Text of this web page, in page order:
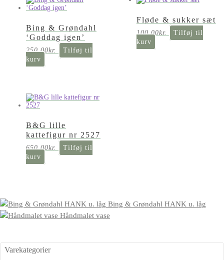
Bing & Grøndahl
‘Goddag igen’
250,00kr.
Tilføj til
kurv
Fløde & sukker sæt
100,00kr.
Tilføj til
kurv
B&G lille
kattefigur nr 2527
650,00kr.
Tilføj til
kurv
Bing & Grøndahl HANK u. låg
Håndmalet vase
Varekategorier